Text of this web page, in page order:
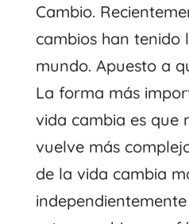
Cambio.
cambios han tenido
mundo. Apuesto a
La forma más
vida cambia es que
vuelve más
de la vida cambia